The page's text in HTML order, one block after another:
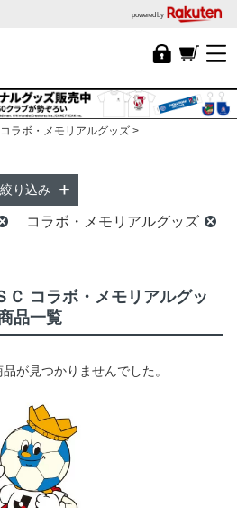
powered by
コラボ・メモリアルグッズ
絞り込み
コラボ・メモリアルグッズ
Ｃ コラボ・メモリアルグッ
品一覧
が見つかりませんでした。